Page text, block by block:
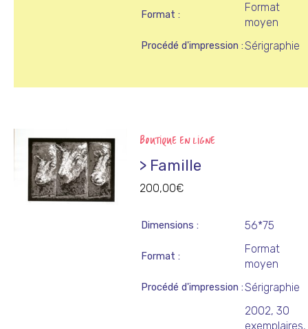
Format
Format
moyen
Procédé d'impression Sérigraphie
BOUTIQUE EN LIGNE
> Famille
200,00€
Dimensions 56*75
Format
Format
moyen
Procédé d'impression Sérigraphie
2002, 30
exemplaires,